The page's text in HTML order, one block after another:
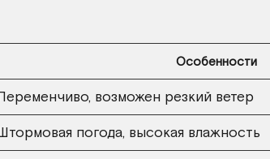
Особенности
возможен резкий ветер
погода, высокая влажность